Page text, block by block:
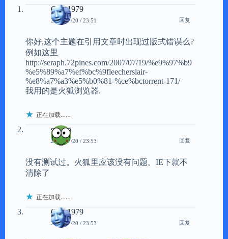
Qing1979
2007/07/20 / 23:51 回复
你好,这个主题在引用文章时出现过版式错误么?
例如这里
http://seraph.72pines.com/2007/07/19/%e9%97%b9
%e5%89%a7%ef%bc%9fleecherslair-
%e8%a7%a3%e5%b0%81-%ce%bctorrent-171/
我用的是火狐浏览器.
正在加载……
scavin
2007/07/20 / 23:53 回复
没有测试过。火狐里应该没有问题。IE下就不
清除了
正在加载……
Qing1979
2007/07/20 / 23:53 回复